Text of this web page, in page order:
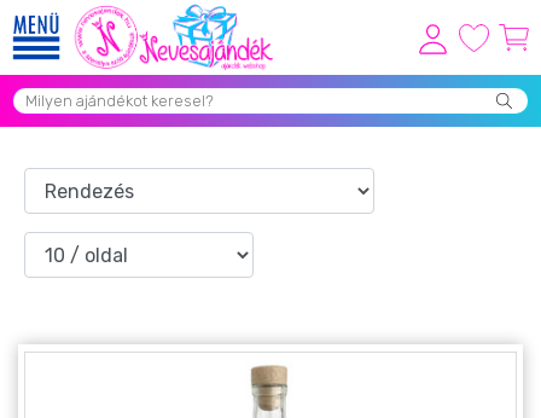
Viszonteladóknak
Grill Party Kellékek ❤️
Egyedi Ajándékok Rendelés
Vicces Pólók